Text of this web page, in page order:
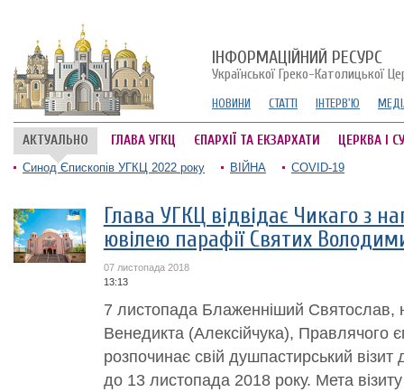
ІНФОРМАЦІЙНИЙ РЕСУРС
Української Греко-Католицької
НОВИНИ СТАТТІ ІНТЕРВ'Ю
АКТУАЛЬНО ГЛАВА УГКЦ ЄПАРХІЇ ТА ЕКЗАРХАТИ ЦЕРКВА І
Синод Єпископів УГКЦ 2022 року ВІЙНА COVID-19
Глава УГКЦ відвідає Чикаго з
ювілею парафії Святих
07 листопада 2018
13:13
7 листопада Блаженніший Святослав,
Венедикта (Алексійчука), Правлячого
розпочинає свій душпастирський
до 13 листопада 2018 року. Мета